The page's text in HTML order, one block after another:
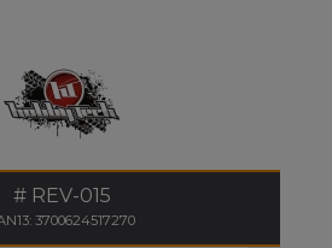
REV-015
3700624517270